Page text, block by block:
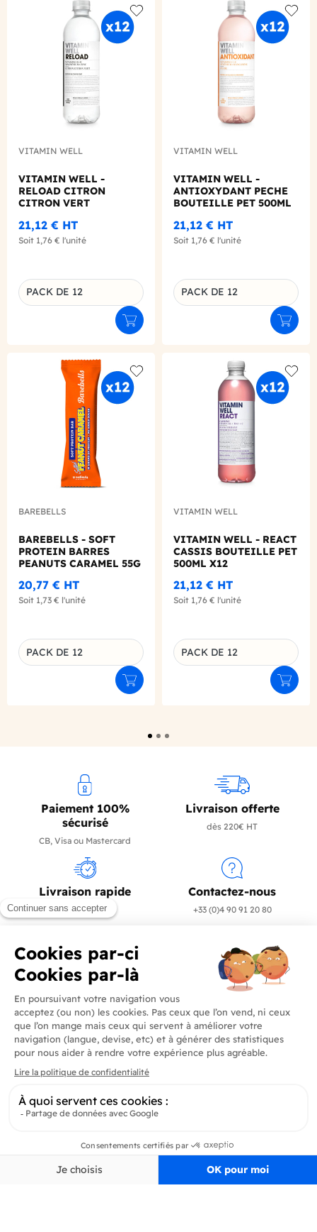
Add to wishlist
VITAMIN WELL
VITAMIN WELL -
RELOAD CITRON
CITRON VERT
X12
21,12 € HT
Soit 1,76 € l'unité
Déclinaison du produit
PACK DE 12
Ajouter au panier
Add
VITAMIN WELL
VITAMIN WELL -
ANTIOXYDANT PECHE
BOUTEILLE PET 500ML
21,12 € HT
Soit 1,76 € l'unité
Déclinaison du produit
PACK DE 12
Add to wishlist
BAREBELLS
BAREBELLS - SOFT
PROTEIN BARRES
PEANUTS CARAMEL 55G
20,77 € HT
Soit 1,73 € l'unité
Déclinaison du produit
PACK DE 12
Ajouter au panier
Add
VITAMIN WELL
VITAMIN WELL - REACT
CASSIS BOUTEILLE PET
500ML X12
21,12 € HT
Soit 1,76 € l'unité
Déclinaison du produit
PACK DE 12
Paiement 100%
sécurisé
CB, Visa ou Mastercard
Livraison offerte
dès 220€ HT
Livraison rapide
en 24/72h
Contactez-nous
+33 (0)4 90 91 20 80